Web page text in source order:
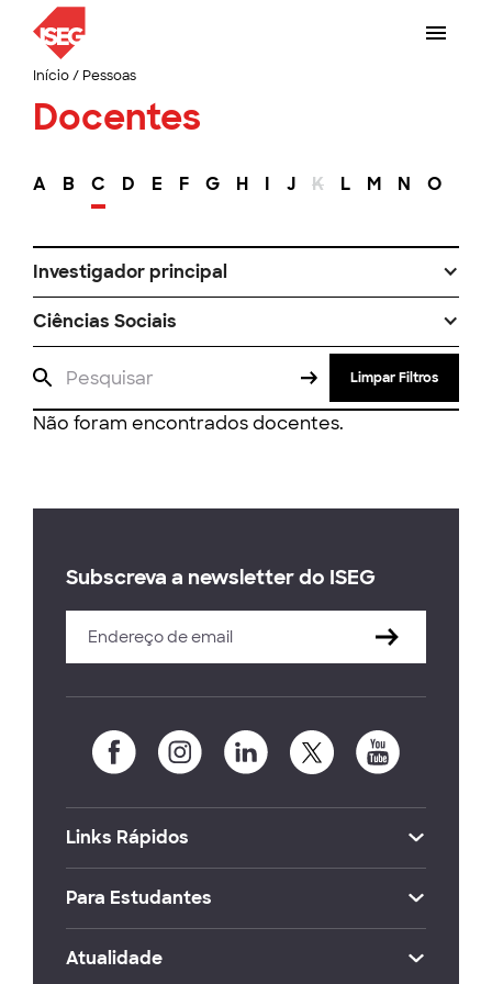
Início/ Pessoas
Docentes
A B C D E F G H I J K L M N O
Investigador principal
Ciências Sociais
Limpar Filtros
Não foram encontrados docentes.
Subscreva a newsletter do ISEG
Links Rápidos
Para Estudantes
Atualidade